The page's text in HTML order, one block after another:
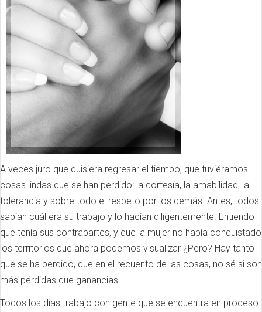
A veces juro que quisiera regresar el tiempo, que tuviéramos
cosas lindas que se han perdido: la cortesía, la amabilidad, la
tolerancia y sobre todo el respeto por los demás. Antes, todos
sabían cuál era su trabajo y lo hacían diligentemente. Entiendo
que tenía sus contrapartes, y que la mujer no había conquistado
los territorios que ahora podemos visualizar ¿Pero? Hay tanto
que se ha perdido, que en el recuento de las cosas, no sé si son
más pérdidas que ganancias.
Todos los días trabajo con gente que se encuentra en proceso